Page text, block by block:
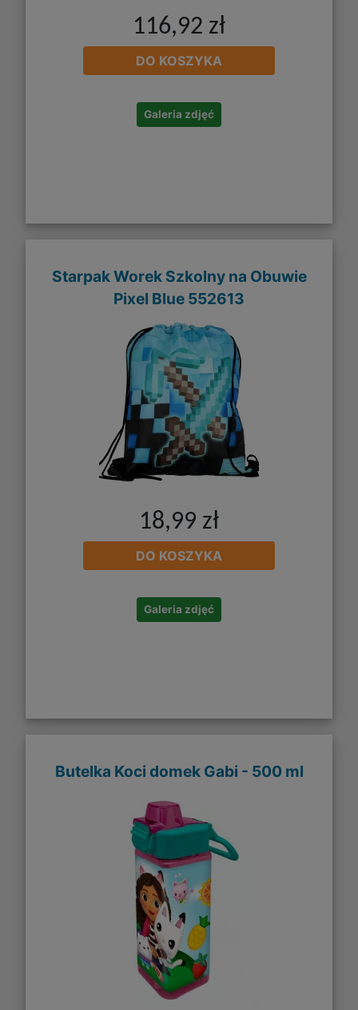
116,92 zł
DO KOSZYKA
Galeria zdjęć
Starpak Worek Szkolny na Obuwie
Pixel Blue 552613
18,99 zł
DO KOSZYKA
Galeria zdjęć
Butelka Koci domek Gabi - 500 ml